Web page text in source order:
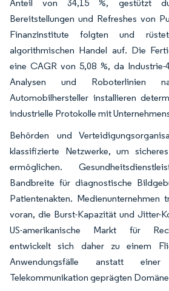
Anteil von 34,15 %, gestützt
Bereitstellungen und Refreshes von
Finanzinstitute folgten und
algorithmischen Handel auf. Die
eine CAGR von 5,08 %, da Industrie-
Analysen und Roboterlinien
Automobilhersteller installieren
industrielle Protokolle mit
Behörden und
klassifizierte Netzwerke, um
ermöglichen.
Bandbreite für diagnostische
Patientenakten. Medienunternehmen
voran, die Burst-Kapazität und Jitter-
US-amerikanische Markt für
entwickelt sich daher zu einem
Anwendungsfälle anstatt
Telekommunikation geprägten